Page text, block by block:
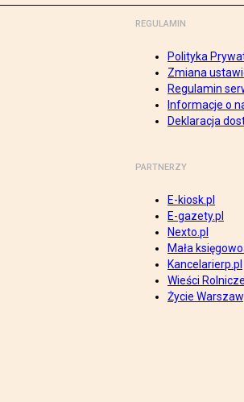
REGULAMIN
Polityka
Zmiana
Regulamin
Informacje o
Deklaracja
PARTNERZY
E-kiosk.pl
E-gazety.pl
Nexto.pl
Mała
Kancelarierp.pl
Wieści Rolnicze
Życie